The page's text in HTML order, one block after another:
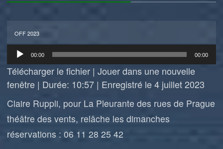
OFF 2023
Lecteur
audio
00:00 00:00
Télécharger le fichier |Jouer dans une nouvelle
fenêtre | Durée: 10:57 | Enregistré le 4 juillet 2023
Claire Ruppli, pour La Pleurante des rues de Prague
théâtre des vents, relâche les dimanches
réservations : 06 11 28 25 42